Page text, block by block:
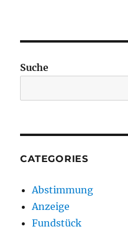
Suche
CATEGORIES
Abstimmung
Anzeige
Fundstück